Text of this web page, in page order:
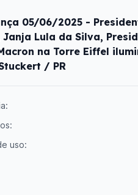
05/06/2025 -
Lula da Silva,
na Torre Eiffel
/ PR
uso: